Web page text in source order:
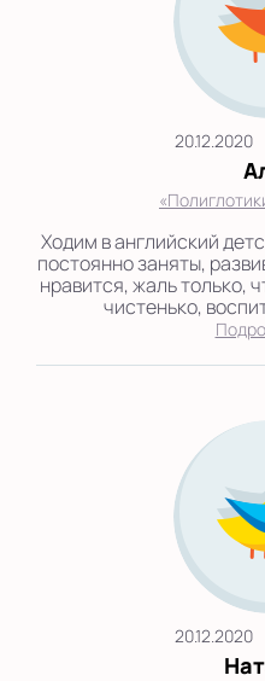
20.12.2020
Ходим в английский
постоянно заняты,
нравится, жаль только,
чистенько,
20.12.2020